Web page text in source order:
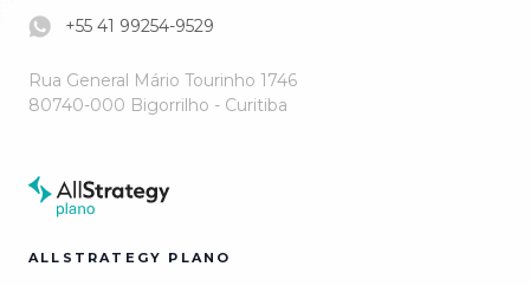
+55 41 99254-9529
Rua General Mário Tourinho 1746
80740-000 Bigorrilho - Curitiba
ALLSTRATEGY PLANO